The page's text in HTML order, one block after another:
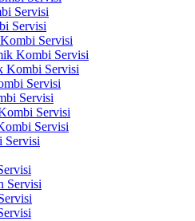
Servisi
Servisi
Servisi
Kombi Servisi
Kombi Servisi
Servisi
Servisi
Servisi
Servisi
Servisi
Servisi